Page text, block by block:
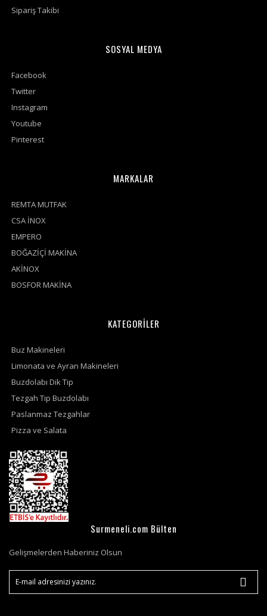
Sipariş Takibi
SOSYAL MEDYA
Facebook
Twitter
Instagram
Youtube
Pinterest
MARKALAR
REMTA MUTFAK
CSA İNOX
EMPERO
BOĞAZİÇİ MAKİNA
AKİNOX
BOSFOR MAKİNA
KATEGORİLER
Buz Makineleri
Limonata ve Ayran Makineleri
Buzdolabı Dik Tip
Tezgah Tip Buzdolabı
Paslanmaz Tezgahlar
Pizza ve Salata
Surmeneli.com Bülten
Gelişmelerden Haberiniz Olsun